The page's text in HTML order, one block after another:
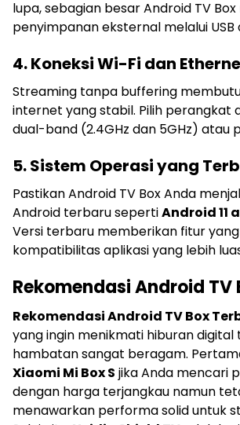
lupa, sebagian besar Android TV
penyimpanan eksternal melalui USB
4. Koneksi Wi-Fi dan
Streaming tanpa buffering
internet yang stabil. Pilih perangkat
dual-band (2.4GHz dan 5GHz) atau
5. Sistem Operasi yang
Pastikan Android TV Box Anda
Android terbaru sepertiAndroid 11
Versi terbaru memberikan fitur
kompatibilitas aplikasi yang lebih
Rekomendasi Android TV
Rekomendasi Android TV Box
yang ingin menikmati hiburan digital
hambatan sangat beragam.
Xiaomi Mi Box S jika Anda mencari
dengan harga terjangkau namun
menawarkan performa solid untuk